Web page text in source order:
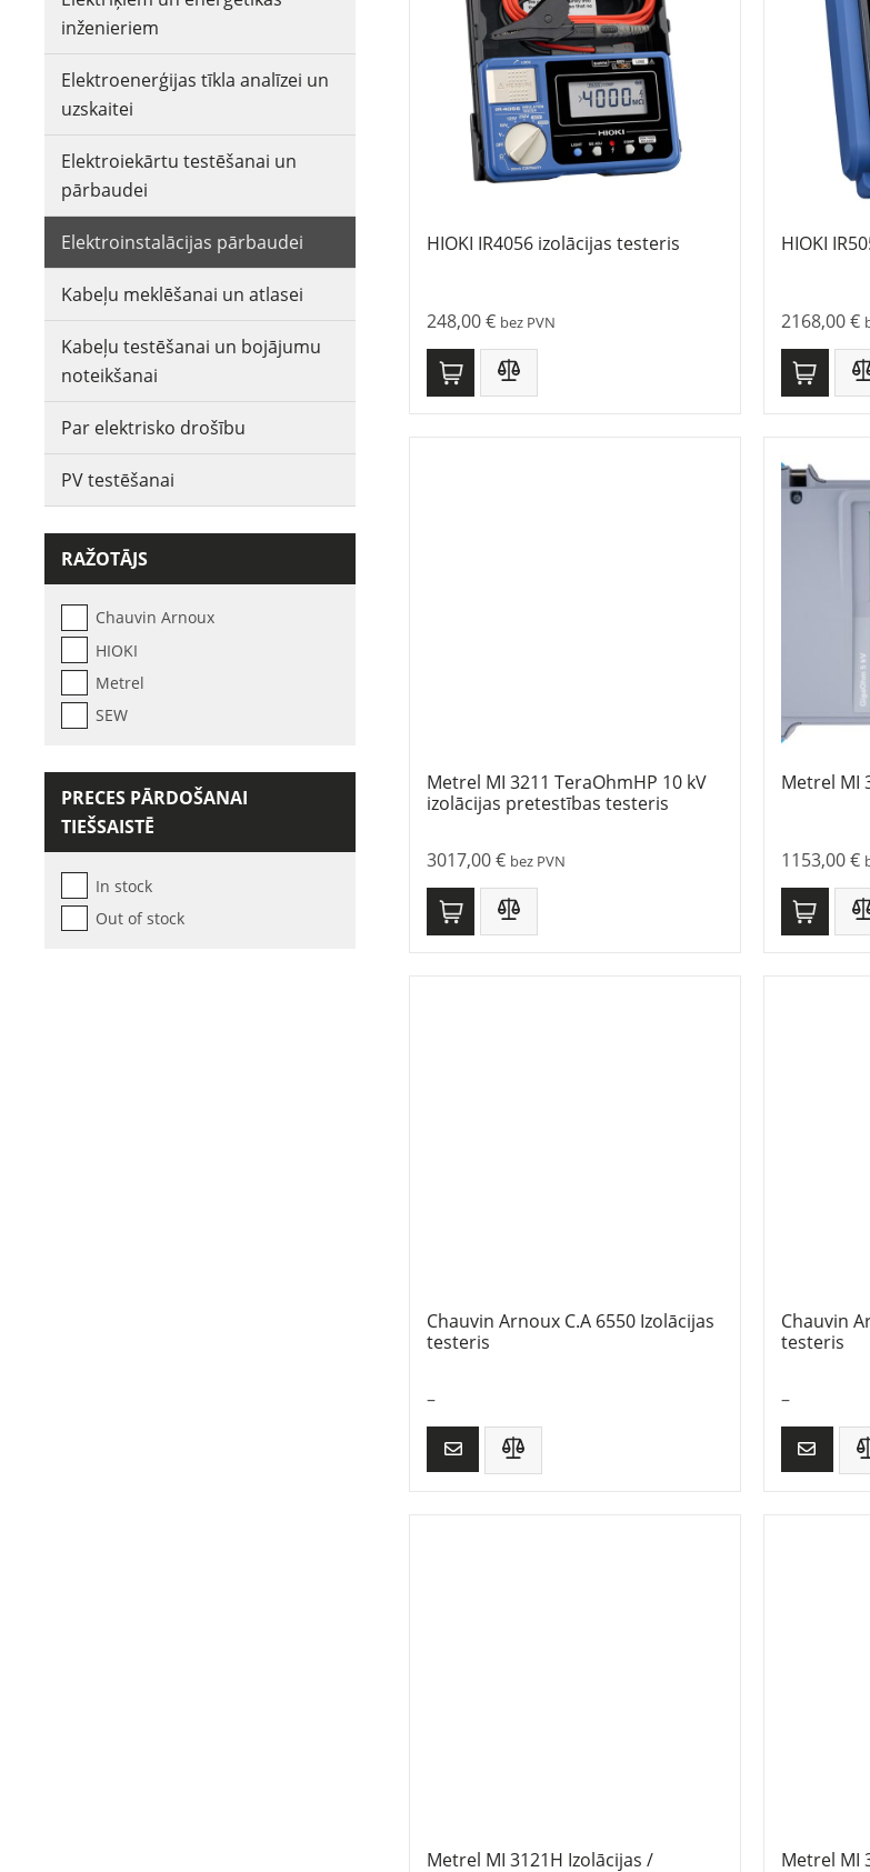
inženieriem
Elektroenerģijas tīkla analīzei un
uzskaitei
Elektroiekārtu testēšanai un
pārbaudei
Elektroinstalācijas pārbaudei
Kabeļu meklēšanai un atlasei
Kabeļu testēšanai un bojājumu
noteikšanai
Par elektrisko drošību
PV testēšanai
RAŽOTĀJS
Chauvin Arnoux
HIOKI
Metrel
SEW
PRECES PĀRDOŠANAI
TIEŠSAISTĒ
In stock
Out of stock
HIOKI IR4056 izolācijas testeris
248,00€ bez PVN
HIOKI
2168,00€
Metrel MI 3211 TeraOhmHP 10 kV
izolācijas pretestības testeris
3017,00€ bez PVN
Metrel MI
1153,00€
Chauvin Arnoux C.A 6550 Izolācijas
testeris
–
Chauvin
testeris
–
Metrel MI 3121H Izolācijas /
Metrel MI